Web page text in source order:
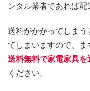
ンタル業者であれば配
送料がかかってしまう
てしまいますので、ま
送料無料で家電家具
ください。